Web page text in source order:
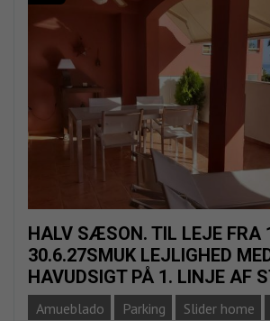
HALV SÆSON. TIL LEJE FRA
30.6.27SMUK LEJLIGHED
HAVUDSIGT PÅ 1. LINJE AF
BENALMADENA.
Amueblado Parking Slider home